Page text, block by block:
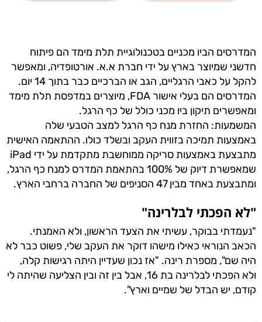
המדרסים הביו מכניים בטכנולוגיית תלת מימד הם פיתוח
חדשני שמיוצר בארץ על ידי חברת א.א. אורטופדיה, ומאפשר
להקל על כאבי הרגליים, הגב או הברכיים כבר בתוך 14 יום.
המדרסים הם בעלי אישור FDA, מיוצרים במדפסת תלת מימד
ומאפשרים תיקון ביו מכני כולל של כף הרגל.
המשמעות: החזרת מנח כף הרגל למצב הטבעי שלה
באמצעות תמיכה בזווית העקב ובשלד כולו. ההתאמה האישית
מתבצעת באמצעות סריקה ממוחשבת מתקדמת על ידי iPad
שמאפשרת דיוק של 100% בהתאמת המדרס למנח כף הרגל,
ומתבצעת באחד מבין 47 הסניפים של החברה ברחבי הארץ.
"לא הפכתי לבלרינה"
"נעמדתי בבוקר, עשיתי את הצעד הראשון, ולא האמנתי.
הכאב הנוראי כאילו מישהו דוקר את העקב שלי, פשוט כבר לא
היה שם", מספרת רינה. "אז נכון שעדיין היתה רגישות קלה,
ולא הפכתי לבלרינה בת 16, אבל בין זה ובין הצליעה שהיתה לי
קודם, יש הבדל של שמיים וארץ".